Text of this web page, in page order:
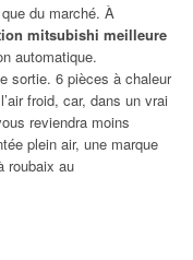
du marché. À
mitsubishi meilleure
automatique.
sortie. 6 pièces à chaleur
froid, car, dans un vrai
reviendra moins
plein air, une marque
roubaix au